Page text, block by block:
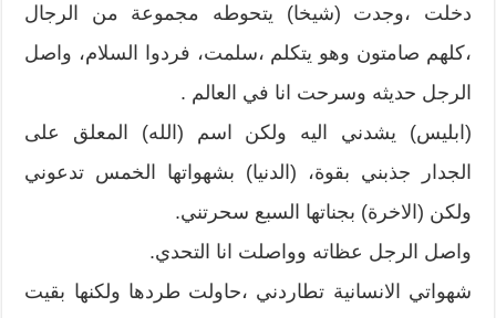
دخلت ،وجدت (شيخا) يتحوطه مجموعة من الرجال
،كلهم صامتون وهو يتكلم ،سلمت، فردوا السلام، واصل
الرجل حديثه وسرحت انا في العالم .
(ابليس) يشدني اليه ولكن اسم (الله) المعلق على
الجدار جذبني بقوة، (الدنيا) بشهواتها الخمس تدعوني
ولكن (الاخرة) بجناتها السبع سحرتني.
واصل الرجل عظاته وواصلت انا التحدي.
شهواتي الانسانية تطاردني ،حاولت طردها ولكنها بقيت